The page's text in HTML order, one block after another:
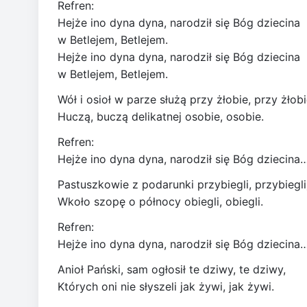
Refren:
Hejże ino dyna dyna, narodził się Bóg dziecina
w Betlejem, Betlejem.
Hejże ino dyna dyna, narodził się Bóg dziecina
w Betlejem, Betlejem.
Wół i osioł w parze służą przy żłobie, przy
Huczą, buczą delikatnej osobie, osobie.
Refren:
Hejże ino dyna dyna, narodził się Bóg
Pastuszkowie z podarunki przybiegli,
Wkoło szopę o północy obiegli, obiegli.
Refren:
Hejże ino dyna dyna, narodził się Bóg
Anioł Pański, sam ogłosił te dziwy, te dziwy,
Których oni nie słyszeli jak żywi, jak żywi.